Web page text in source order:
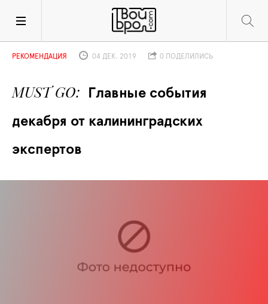
MUST GO
Главные события
декабря от калининградских
экспертов
РЕКОМЕНДАЦИЯ 04 ДЕК. 2019 0 ПОДЕЛИЛИСЬ